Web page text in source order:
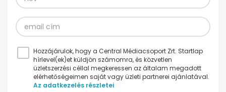
Hozzájárulok, hogy a Central Médiacsoport Zrt. Startlap
hírlevel(ek)et küldjön számomra, és közvetlen
üzletszerzési céllal megkeressen az általam megadott
elérhetőségeimen saját vagy üzleti partnerei ajánlatával.
Az adatkezelés részletei